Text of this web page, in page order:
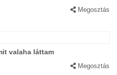
Megosztás
valaha láttam
Megosztás